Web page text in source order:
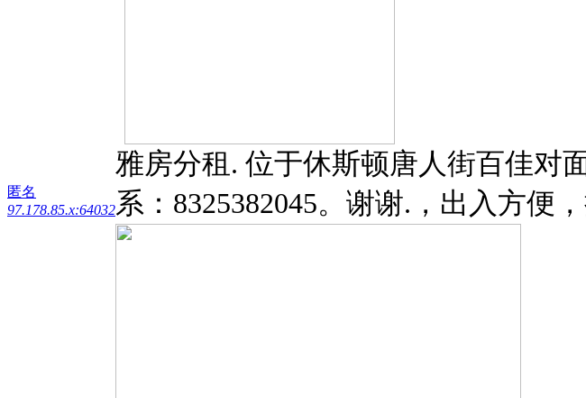
匿名
97.178.85.x:64032
雅房分租. 位于休斯顿唐人街百佳对
系：8325382045。谢谢.，出入方便